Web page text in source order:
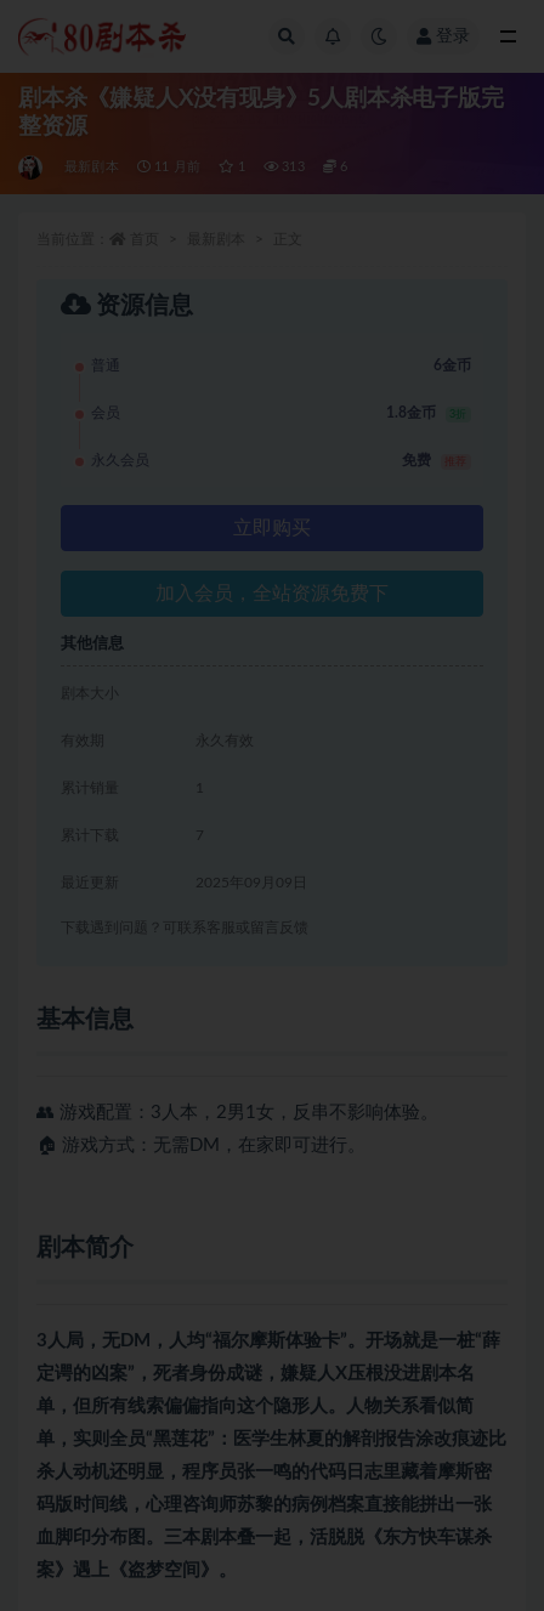
登录
剧本杀《嫌疑人X没有现身》5人剧本杀电子版完
整资源
最新剧本 11 月前 1 313 6
资源信息
普通 6金币
会员 1.8金币 3折
永久会员 免费
立即购买
加入会员，全站资源免费下
其他信息
剧本大小
有效期 永久有效
累计销量 1
累计下载 7
2025年09月09日
下载遇到问题？可联系客服或留言反馈
基本信息
👥 游戏配置：3人本，2男1女，反串不影响体验。
🏠 游戏方式：无需DM，在家即可进行。
剧本简介
3人局，无DM，人均“福尔摩斯体验卡”。开场就是一桩“薛
定谔的凶案”，死者身份成谜，嫌疑人X压根没进剧本名
单，但所有线索偏偏指向这个隐形人。人物关系看似简
单，实则全员“黑莲花”：医学生林夏的解剖报告涂改痕迹比
杀人动机还明显，程序员张一鸣的代码日志里藏着摩斯密
码版时间线，心理咨询师苏黎的病例档案直接能拼出一张
血脚印分布图。三本剧本叠一起，活脱脱《东方快车谋杀
案》遇上《盗梦空间》。